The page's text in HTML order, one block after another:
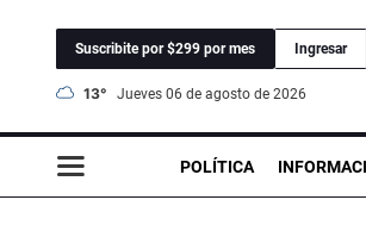
Suscribite por $299 por mes Ingresar
13° jueves 06 de agosto de 2026
POLÍTICA